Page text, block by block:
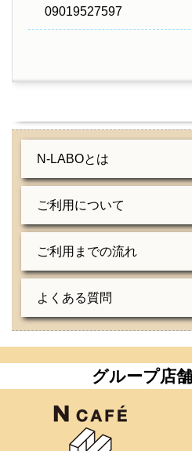
09019527597
N-LABOとは
ご利用について
ご利用までの流れ
よくある質問
グループ店